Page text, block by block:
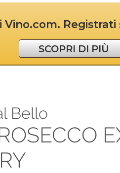
SCOPRI DI PIÙ
Bello